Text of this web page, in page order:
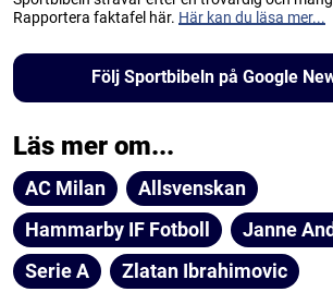
Rapportera faktafel här. Här kan du läsa mer...
Följ Sportbibeln på Google
Läs mer om...
AC Milan
Allsvenskan
Hammarby IF Fotboll
Janne
Serie A
Zlatan Ibrahimovic